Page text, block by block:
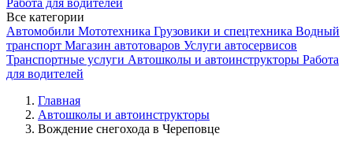
Работа для водителей
Все категории
Автомобили Мототехника Грузовики и спецтехника Водный
транспорт Магазин автотоваров Услуги автосервисов
Транспортные услуги Автошколы и автоинструкторы Работа
для водителей
Главная
Автошколы и автоинструкторы
Вождение снегохода в Череповце